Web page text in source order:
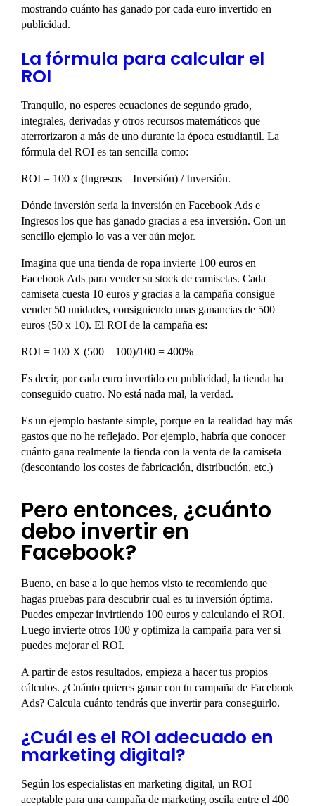
mostrando cuánto has ganado por cada euro invertido en
publicidad.
La fórmula para calcular el
ROI
Tranquilo, no esperes ecuaciones de segundo grado,
integrales, derivadas y otros recursos matemáticos que
aterrorizaron a más de uno durante la época estudiantil. La
fórmula del ROI es tan sencilla como:
ROI = 100 x (Ingresos – Inversión) / Inversión.
Dónde inversión sería la inversión en Facebook Ads e
Ingresos los que has ganado gracias a esa inversión. Con un
sencillo ejemplo lo vas a ver aún mejor.
Imagina que una tienda de ropa invierte 100 euros en
Facebook Ads para vender su stock de camisetas. Cada
camiseta cuesta 10 euros y gracias a la campaña consigue
vender 50 unidades, consiguiendo unas ganancias de 500
euros (50 x 10). El ROI de la campaña es:
ROI = 100 X (500 – 100)/100 = 400%
Es decir, por cada euro invertido en publicidad, la tienda ha
conseguido cuatro. No está nada mal, la verdad.
Es un ejemplo bastante simple, porque en la realidad hay más
gastos que no he reflejado. Por ejemplo, habría que conocer
cuánto gana realmente la tienda con la venta de la camiseta
(descontando los costes de fabricación, distribución, etc.)
Pero entonces, ¿cuánto
debo invertir en
Facebook?
Bueno, en base a lo que hemos visto te recomiendo que
hagas pruebas para descubrir cual es tu inversión óptima.
Puedes empezar invirtiendo 100 euros y calculando el ROI.
Luego invierte otros 100 y optimiza la campaña para ver si
puedes mejorar el ROI.
A partir de estos resultados, empieza a hacer tus propios
cálculos. ¿Cuánto quieres ganar con tu campaña de Facebook
Ads? Calcula cuánto tendrás que invertir para conseguirlo.
¿Cuál es el ROI adecuado en
marketing digital?
Según los especialistas en marketing digital, un ROI
aceptable para una campaña de marketing oscila entre el 400